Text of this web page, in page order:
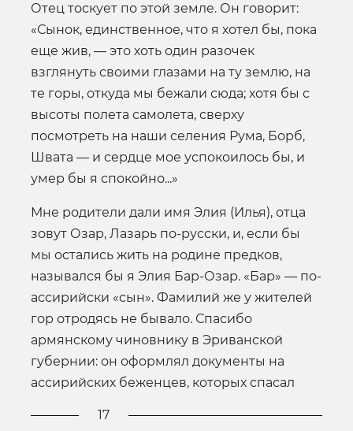
Отец тоскует по этой земле. Он говорит:
«Сынок, единственное, что я хотел бы, пока
еще жив, — это хоть один разочек
взглянуть своими глазами на ту землю, на
те горы, откуда мы бежали сюда; хотя бы с
высоты полета самолета, сверху
посмотреть на наши селения Рума, Борб,
Швата — и сердце мое успокоилось бы, и
умер бы я спокойно...»
Мне родители дали имя Элия (Илья), отца
зовут Озар, Лазарь по-русски, и, если бы
мы остались жить на родине предков,
назывался бы я Элия Бар-Озар. «Бар» — по-
ассирийски «сын». Фамилий же у жителей
гор отродясь не бывало. Спасибо
армянскому чиновнику в Эриванской
губернии: он оформлял документы на
ассирийских беженцев, которых спасал
17